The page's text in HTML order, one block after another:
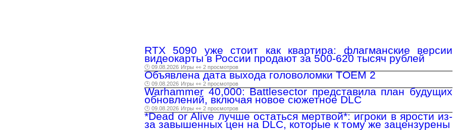
RTX 5090 уже стоит как квартира: флагманские версии
видеокарты в России продают за 500-620 тысяч рублей
🕑 09.08.2026 Игры 👀 2 просмотров
Объявлена дата выхода головоломки TOEM 2
🕑 09.08.2026 Игры 👀 2 просмотров
Warhammer 40,000: Battlesector представила план будущих
обновлений, включая новое сюжетное DLC
🕑 09.08.2026 Игры 👀 2 просмотров
*Dead or Alive лучше остаться мертвой*: игроки в ярости из-
за завышенных цен на DLC, которые к тому же зацензурены